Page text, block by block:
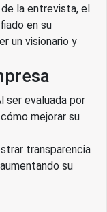
la entrevista, el
en su
un visionario y
ser evaluada por
mejorar su
transparencia
su